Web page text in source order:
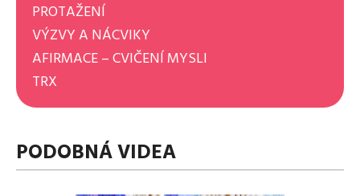
PROTAŽENÍ
VÝZVY A NÁCVIKY
AFIRMACE – CVIČENÍ MYSLI
TRX
PODOBNÁ VIDEA